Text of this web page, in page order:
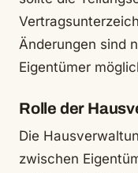
Änderungen sind
Eigentümer
Rolle der
Die
zwischen